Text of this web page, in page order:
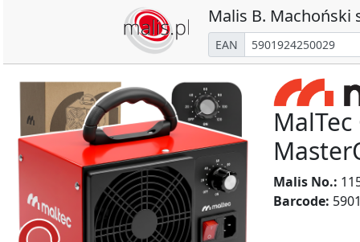
Malis B. Machoński
EAN
Malis No.:
Barcode: